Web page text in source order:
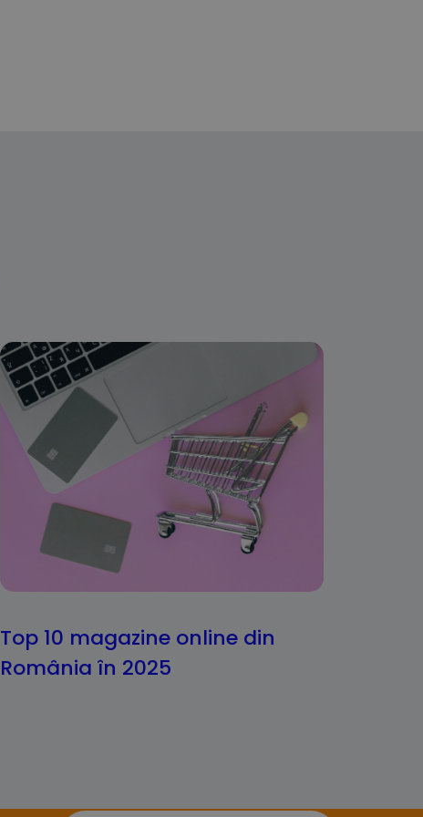
Top 10 magazine online din
România în 2025